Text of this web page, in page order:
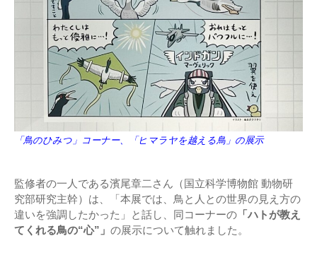
「鳥のひみつ」コーナー、「ヒマラヤを越える鳥」の展示
監修者の一人である濱尾章二さん（国立科学博物館 動物研
究部研究主幹）は、「本展では、鳥と人との世界の見え方の
違いを強調したかった」と話し、同コーナーの 「ハトが教え
てくれる鳥の“心”」 の展示について触れました。